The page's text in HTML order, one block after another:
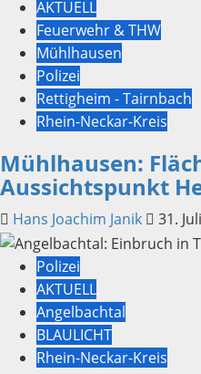
AKTUELL
Feuerwehr & THW
Mühlhausen
Polizei
Rettigheim - Tairnbach
Rhein-Neckar-Kreis
Mühlhausen:
Aussichtspunkt
Hans Joachim Janik 31.
Polizei
AKTUELL
Angelbachtal
BLAULICHT
Rhein-Neckar-Kreis